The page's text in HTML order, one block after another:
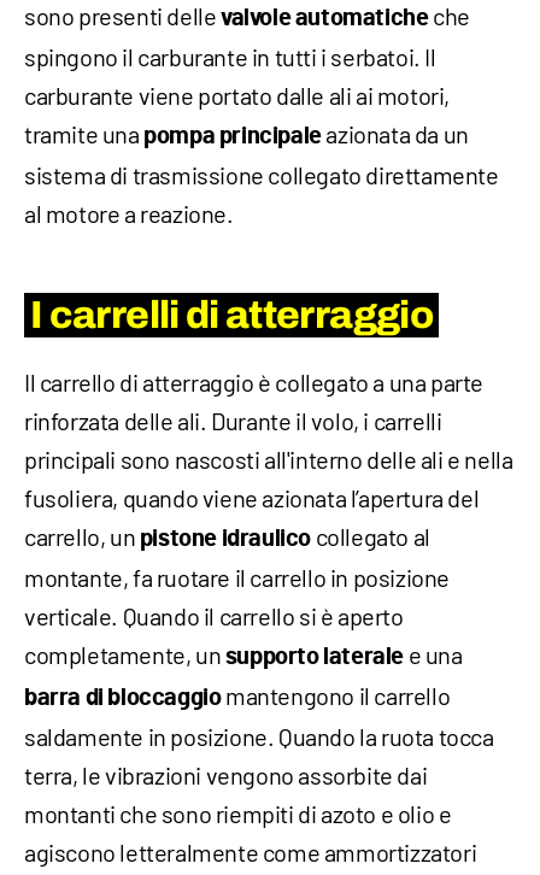
sono presenti dellevalvole automaticheche
spingono il carburante in tutti i serbatoi. Il
carburante viene portato dalle ali ai motori,
tramite una pompa principale azionata da un
sistema di trasmissione collegato direttamente
al motore a reazione.
I carrelli di atterraggio
Il carrello di atterraggio è collegato a una parte
rinforzata delle ali. Durante il volo, i carrelli
principali sono nascosti all'interno delle ali e nella
fusoliera, quando viene azionata l’apertura del
carrello, un pistone idraulico collegato al
montante, fa ruotare il carrello in posizione
verticale. Quando il carrello si è aperto
completamente, un supporto laterale e una
barra di bloccaggiomantengono il carrello
saldamente in posizione. Quando la ruota tocca
terra, le vibrazioni vengono assorbite dai
montanti che sono riempiti di azoto e olio e
agiscono letteralmente come ammortizzatori